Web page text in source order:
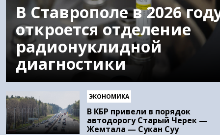
В Ставрополе в 2026
откроется отделение
радионуклидной
диагностики
ЭКОНОМИКА
В КБР привели в порядок
автодорогу Старый Черек —
Жемтала — Сукан Суу